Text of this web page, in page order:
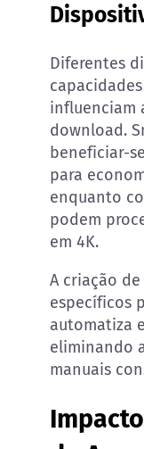
Diferentes
influenciam
download.
beneficiar-
para
enquanto
podem
em 4K.
A criação de
específicos
automatiza
eliminando
manuais